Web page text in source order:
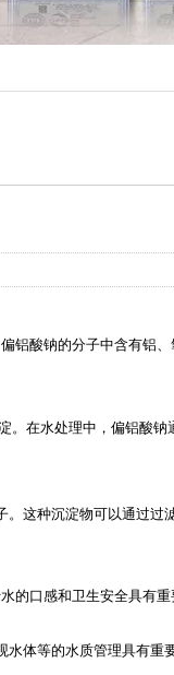
铝酸钠的分子中含有铝
。在水处理中，偏铝酸钠
这种沉淀物可以通过过
的口感和卫生安全具有重
体等的水质管理具有重要